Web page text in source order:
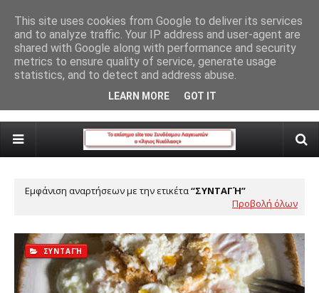
Έρχεται η πιο νόστιμη γιορτή της χρονιάς
ΓΙΟΡΤΉ ΠΊΤΑΣ
Responsive Advertisement
Εμφάνιση αναρτήσεων με την ετικέτα ΣΥΝΤΑΓΉ
Προβολή όλων
ΣΥΝΤΑΓΉ
This site uses cookies from Google to deliver its services
and to analyze traffic. Your IP address and user-agent are
shared with Google along with performance and security
metrics to ensure quality of service, generate usage
statistics, and to detect and address abuse.
LEARN MORE GOT IT